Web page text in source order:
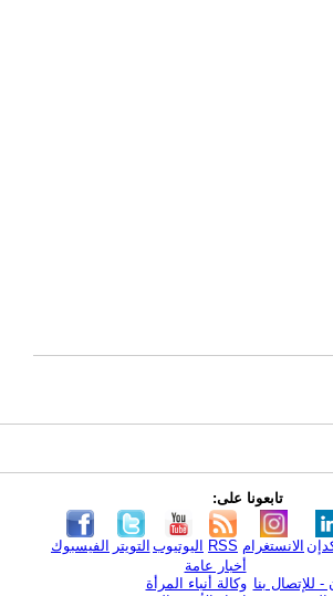
تابعونا على:
الفيسبوك التويتر اليوتيوب RSS الانستغرام
- للإتصال بنا
أخبار عامة
وكالة أنباء المرأة